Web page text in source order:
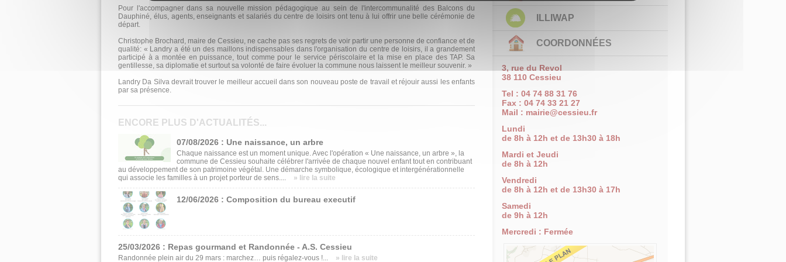
Pour l'accompagner dans sa nouvelle mission péda­gogique au sein de l'inter­communalité des Balcons du
Dauphiné, élus, agents, enseignants et salariés du centre de loisirs ont tenu à lui offrir une belle cérémo­nie de
départ.
Christophe Brochard, maire de Cessieu, ne cache pas ses regrets de voir par­tir une personne de con­fiance et de
qualité: « Lan­dry a été un des maillons indispensables dans l'orga­nisation du centre de loi­sirs, il a grandement
parti­cipé à a montée en puissance, tout comme pour le service périscolaire et la mise en place des TAP. Sa
gentillesse, sa diploma­tie et surtout sa volonté de faire évoluer la commune nous laissent le meilleur souvenir. »
Landry Da Silva devrait trouver le meilleur accueil dans son nouveau poste de travail et réjouir aussi les enfants
par sa présence.
ENCORE PLUS D'ACTUALITÉS...
07/08/2026 : Une naissance, un arbre
Chaque naissance est un moment unique. Avec l'opération « Une naissance, un arbre », la
commune de Cessieu souhaite célébrer l'arrivée de chaque nouvel enfant tout en contribuant
au développement de son patrimoine végétal. Une démarche symbolique, écologique et intergénérationnelle
qui associe les familles à un projet porteur de sens....
» lire la suite
12/06/2026 : Composition du bureau executif
25/03/2026 : Repas gourmand et Randonnée - A.S. Cessieu
Randonnée plein air du 29 mars : marchez… puis régalez-vous !... » lire la suite
ILLIWAP
COORDONNÉES
3, rue du Revol
38 110 Cessieu
Tel : 04 74 88 31 76
Fax : 04 74 33 21 27
Mail : mairie@cessieu.fr
Lundi
de 8h à 12h et de 13h30 à 18h
Mardi et Jeudi
de 8h à 12h
Vendredi
de 8h à 12h et de 13h30 à 17h
Samedi
de 9h à 12h
Mercredi : Fermée